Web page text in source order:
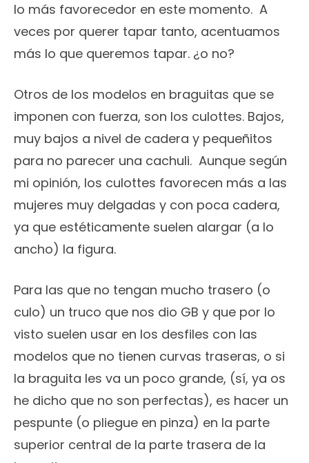
lo más favorecedor en este momento. A
veces por querer tapar tanto, acentuamos
más lo que queremos tapar. ¿o no?
Otros de los modelos en braguitas que se
imponen con fuerza, son los culottes. Bajos,
muy bajos a nivel de cadera y pequeñitos
para no parecer una cachuli. Aunque según
mi opinión, los culottes favorecen más a las
mujeres muy delgadas y con poca cadera,
ya que estéticamente suelen alargar (a lo
ancho) la figura.
Para las que no tengan mucho trasero (o
culo) un truco que nos dio GB y que por lo
visto suelen usar en los desfiles con las
modelos que no tienen curvas traseras, o si
la braguita les va un poco grande, (sí, ya os
he dicho que no son perfectas), es hacer un
pespunte (o pliegue en pinza) en la parte
superior central de la parte trasera de la